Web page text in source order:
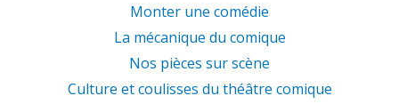
Monter une comédie
La mécanique du comique
Nos pièces sur scène
Culture et coulisses du théâtre comique